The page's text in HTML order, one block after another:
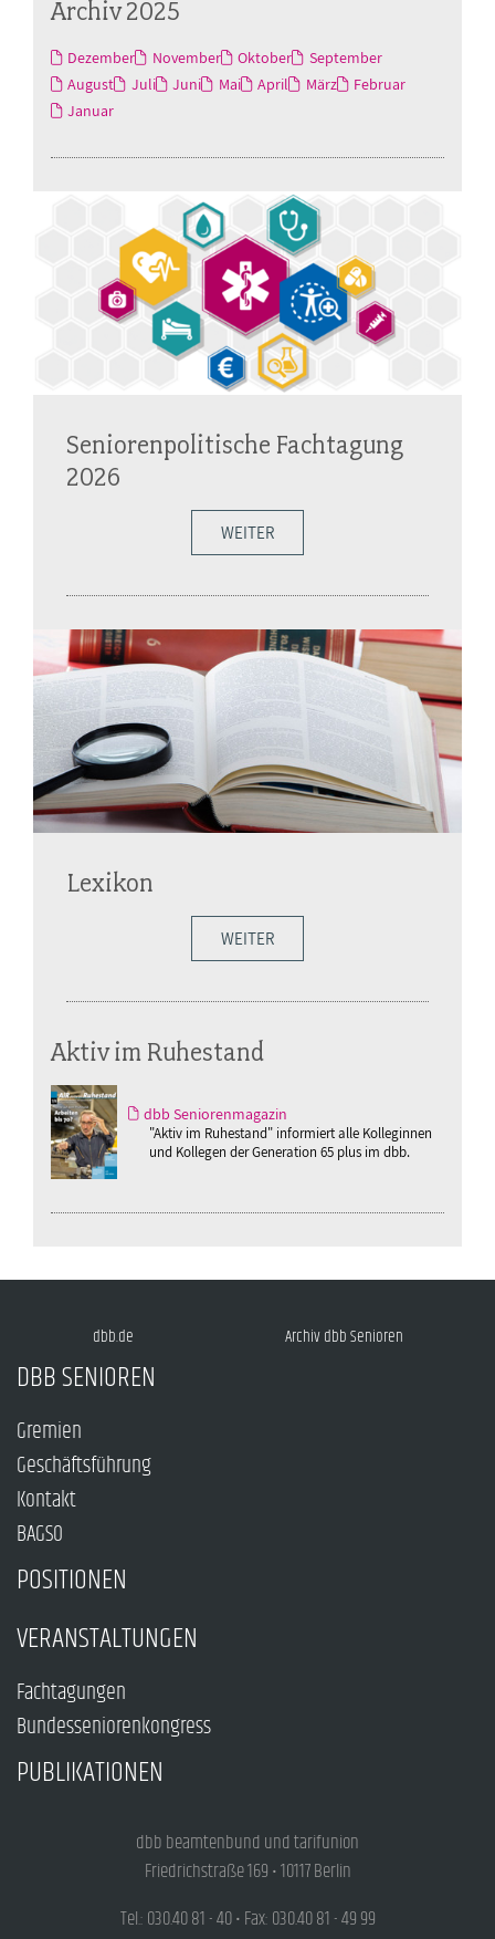
Archiv 2025
Dezember November Oktober
September
August
Juli Juni Mai April März
Februar
Januar
Seniorenpolitische Fachtagung
2026
WEITER
Lexikon
WEITER
Aktiv im Ruhestand
dbb Seniorenmagazin
"Aktiv im Ruhestand" informiert alle Kolleginnen
und Kollegen der Generation 65 plus im dbb.
dbb.de Archiv dbb Senioren
DBB SENIOREN
Gremien
Geschäftsführung
Kontakt
BAGSO
POSITIONEN
VERANSTALTUNGEN
Fachtagungen
Bundesseniorenkongress
PUBLIKATIONEN
dbb beamtenbund und tarifunion
Friedrichstraße 169 • 10117 Berlin
Tel.: 030.40 81 - 40 • Fax: 030.40 81 - 49 99